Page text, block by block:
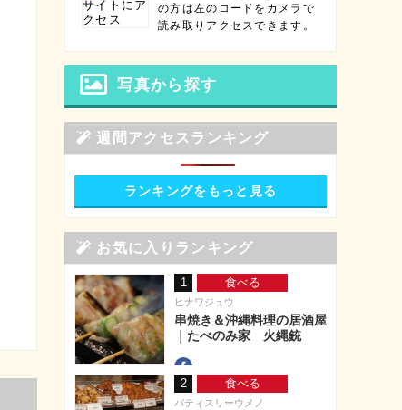
の方は左のコードをカメラで
読み取りアクセスできます。
写真から探す
週間アクセスランキング
ランキングをもっと見る
お気に入りランキング
1 食べる
ヒナワジュウ
串焼き＆沖縄料理の居酒屋
｜たべのみ家 火縄銃
2 食べる
パティスリーウメノ